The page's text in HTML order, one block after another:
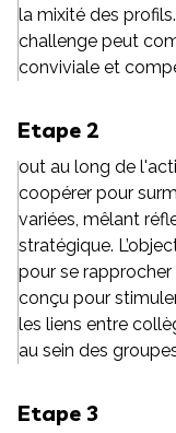
la mixité des
challenge peut
conviviale et
Etape 2
out au long de
coopérer pour
variées, mêlant
stratégique.
pour se rapprocher
conçu pour
les liens entre
au sein des
Etape 3